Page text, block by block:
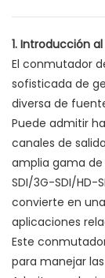
1. Introducción
El conmutador
sofisticada de
diversa de
Puede admitir
canales de
amplia gama de
SDI/3G-SDI/HD-
convierte en
aplicaciones
Este
para manejar